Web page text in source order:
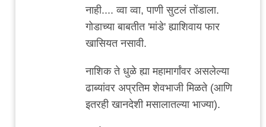
नाही.... व्वा व्वा, पाणी सुटलं तोंडाला.
गोडाच्या बाबतीत 'मांडे' ह्याशिवाय फार
खासियत नसावी.
नाशिक ते धुळे ह्या महामार्गांवर असलेल्या
ढाब्यांवर अप्रतिम शेवभाजी मिळते (आणि
इतरही खानदेशी मसालातल्या भाज्या).